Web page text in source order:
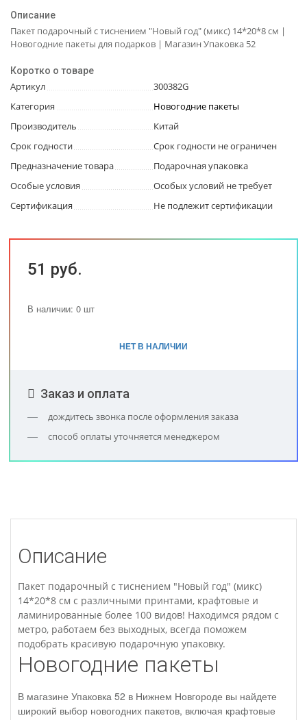
Описание
Пакет подарочный с тиснением "Новый год" (микс) 14*20*8 см |
Новогодние пакеты для подарков | Магазин Упаковка 52
Коротко о товаре
Артикул
300382G
Категория
Новогодние пакеты
Производитель
Китай
Срок годности
Срок годности не ограничен
Предназначение товара
Подарочная упаковка
Особые условия
Особых условий не требует
Сертификация
Не подлежит сертификации
51 руб.
В наличии: 0 шт
НЕТ В НАЛИЧИИ
Заказ и оплата
дождитесь звонка после оформления заказа
способ оплаты уточняется менеджером
Описание
Пакет подарочный с тиснением "Новый год" (микс)
14*20*8 см с различными принтами, крафтовые и
ламинированные более 100 видов! Находимся рядом с
метро, работаем без выходных, всегда поможем
подобрать красивую подарочную упаковку.
Новогодние пакеты
В магазине Упаковка 52 в Нижнем Новгороде вы найдете
широкий выбор новогодних пакетов, включая крафтовые